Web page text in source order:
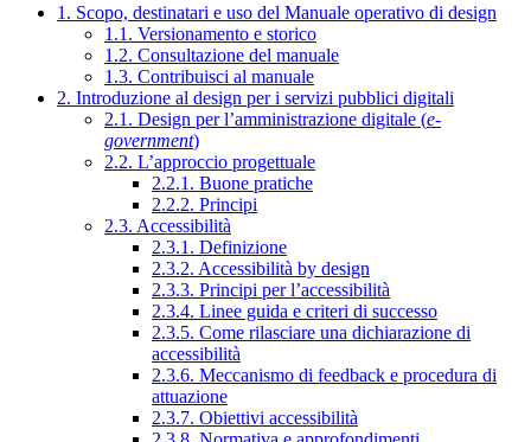
1. Scopo, destinatari e uso del Manuale operativo di design
1.1. Versionamento e storico
1.2. Consultazione del manuale
1.3. Contribuisci al manuale
2. Introduzione al design per i servizi pubblici digitali
2.1. Design per l’amministrazione digitale (e-
government)
2.2. L’approccio progettuale
2.2.1. Buone pratiche
2.2.2. Principi
2.3. Accessibilità
2.3.1. Definizione
2.3.2. Accessibilità by design
2.3.3. Principi per l’accessibilità
2.3.4. Linee guida e criteri di successo
2.3.5. Come rilasciare una dichiarazione di
accessibilità
2.3.6. Meccanismo di feedback e procedura di
attuazione
2.3.7. Obiettivi accessibilità